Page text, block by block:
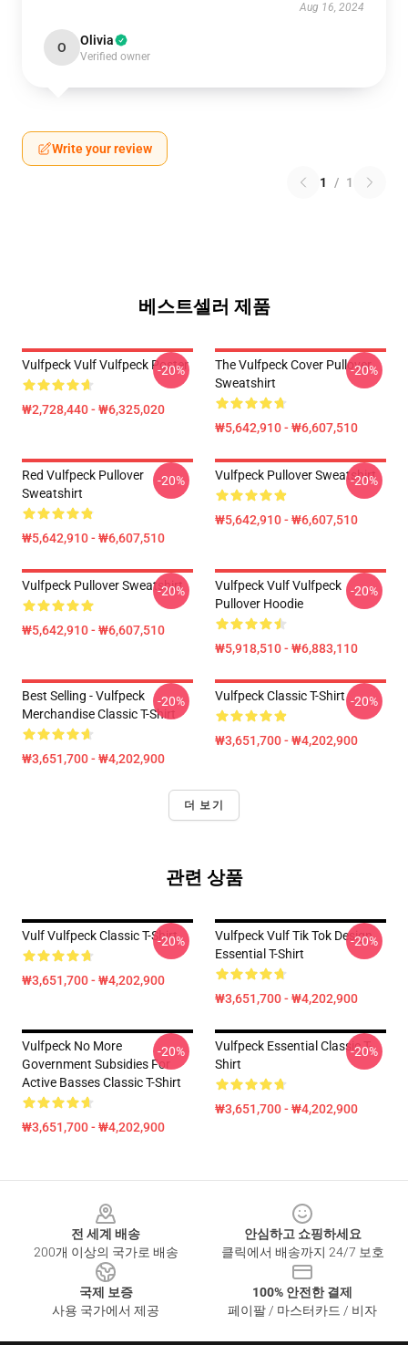
Aug 16, 2024
O Olivia
Verified owner
Write your review
1 / 1
베스트셀러 제품
Vulfpeck Vulf Vulfpeck Poster
₩2,728,440 - ₩6,325,020
-20%
The Vulfpeck Cover Pullover
Sweatshirt
₩5,642,910 - ₩6,607,510
-20%
Red Vulfpeck Pullover
Sweatshirt
₩5,642,910 - ₩6,607,510
-20% Vulfpeck Pullover Sweatshirt
₩5,642,910 - ₩6,607,510
-20%
Vulfpeck Pullover Sweatshirt
₩5,642,910 - ₩6,607,510
-20%
Vulfpeck Vulf Vulfpeck
Pullover Hoodie
₩5,918,510 - ₩6,883,110
-20%
Best Selling - Vulfpeck
Merchandise Classic T-Shirt
₩3,651,700 - ₩4,202,900
-20% Vulfpeck Classic T-Shirt
₩3,651,700 - ₩4,202,900
-20%
더 보기
관련 상품
Vulf Vulfpeck Classic T-Shirt
₩3,651,700 - ₩4,202,900
-20%
Vulfpeck Vulf Tik Tok Design
Essential T-Shirt
₩3,651,700 - ₩4,202,900
-20%
Vulfpeck No More
Government Subsidies For
Active Basses Classic T-Shirt
₩3,651,700 - ₩4,202,900
-20%
Vulfpeck Essential Classic T-
Shirt
₩3,651,700 - ₩4,202,900
-20%
전 세계 배송
200개 이상의 국가로 배송
안심하고 쇼핑하세요
클릭에서 배송까지 24/7 보호
국제 보증
사용 국가에서 제공
100% 안전한 결제
페이팔 / 마스터카드 / 비자